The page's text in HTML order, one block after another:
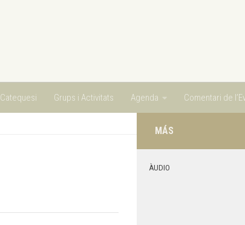
Catequesi Grups i Activitats Agenda Comentari de
MÁS
ÀUDIO